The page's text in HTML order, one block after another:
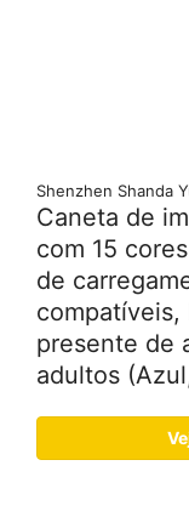
Shenzhen Shanda
Caneta de
com 15
de
presente de
adultos